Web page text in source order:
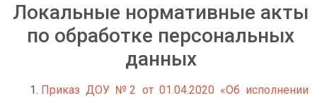
Локальные нормативные акты
по обработке персональных
данных
Приказ ДОУ №2 от 01.04.2020 «Об исполнении